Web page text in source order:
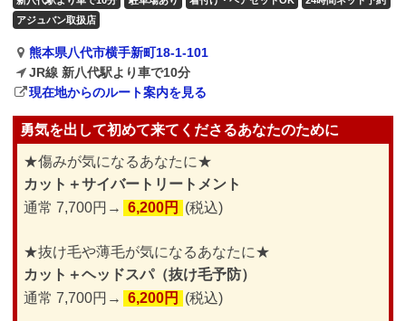
アジュバン取扱店
熊本県八代市横手新町18-1-101
JR線 新八代駅より車で10分
現在地からのルート案内を見る
勇気を出して初めて来てくださるあなたのために
★傷みが気になるあなたに★
カット＋サイバートリートメント
通常 7,700円→ 6,200円 (税込)
★抜け毛や薄毛が気になるあなたに★
カット＋ヘッドスパ（抜け毛予防）
通常 7,700円→ 6,200円 (税込)